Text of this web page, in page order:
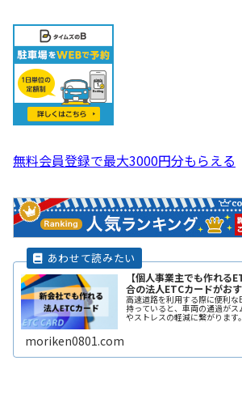
無料会員登録で最大3000円分もらえる
【個人事業主でも作れる
合の法人ETCカードがお
高速道路を利用する際に便利な
持っていると、車両の通過が
やストレスの軽減に繋がります
moriken0801.com